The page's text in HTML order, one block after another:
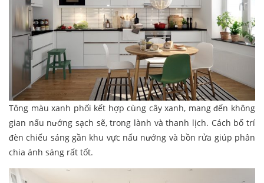
Tông màu xanh phối kết hợp cùng cây xanh, mang đến không
gian nấu nướng sạch sẽ, trong lành và thanh lịch. Cách bố trí
đèn chiếu sáng gần khu vực nấu nướng và bồn rửa giúp phân
chia ánh sáng rất tốt.